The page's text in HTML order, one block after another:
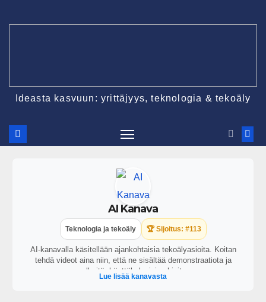
Ideasta kasvuun: yrittäjyys, teknologia & tekoäly
AI Kanava
Teknologia ja tekoäly 🏆 Sijoitus: #113
AI-kanavalla käsitellään ajankohtaisia tekoälyasioita. Koitan
tehdä videot aina niin, että ne sisältää demonstraatiota ja
selkeitä, käyttökelpoisia ohjeita.
Lue lisää kanavasta